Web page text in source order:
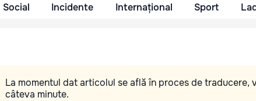
Social Incidente Internațional Sport
La momentul dat articolul se află în proces de traducere,
câteva minute.